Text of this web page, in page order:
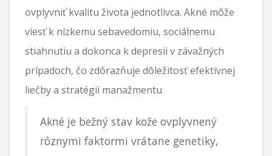
ovplyvniť kvalitu života jednotlivca. Akné môže
viesť k nízkemu sebavedomiu, sociálnemu
stiahnutiu a dokonca k depresii v závažných
prípadoch, čo zdôrazňuje dôležitosť efektívnej
liečby a stratégií manažmentu
Akné je bežný stav kože ovplyvnený
rôznymi faktormi vrátane genetiky,